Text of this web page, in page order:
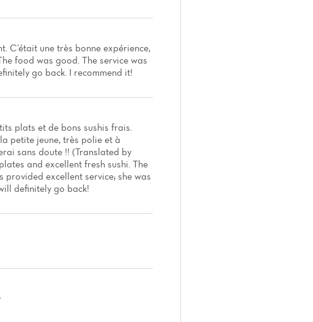
C’était une très bonne expérience,
food was good. The service was
go back. I recommend it!
plats et de bons sushis frais.
petite jeune, très polie et à
sans doute !! (Translated by
and excellent fresh sushi. The
excellent service; she was
definitely go back!